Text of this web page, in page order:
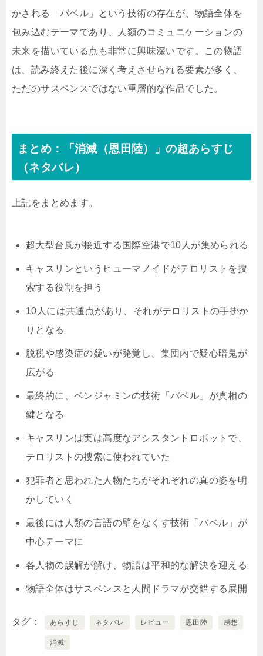
かされる「バベル」という技術の存在が、物語全体を
包み込むテーマであり、人類のコミュニケーションの
未来を描いている点も非常に興味深いです。この物語
は、読み終えた後に深く考えさせられる要素が多く、
ただのサスペンスではない重層的な作品でした。
まとめ：「消滅（恩田陸）」の超あらすじ
（ネタバレ）
上記をまとめます。
超大型台風が接近する国際空港で10人が集められる
キャスリンというヒューマノイドがテロリストを捜
索する役割を担う
10人には共通点があり、それがテロリストの手掛か
りとなる
脱税や感染症の疑いが発覚し、集団内で疑心暗鬼が
広がる
最終的に、ベンジャミンの技術「バベル」が真相の
鍵となる
キャスリンは実は高度なアシスタントロボットで、
テロリストの捜索に使われていた
犯罪者と思われた人物たちがそれぞれの真の姿を明
かしていく
最後には人類の言語の壁をなくす技術「バベル」が
中心テーマに
各人物の誤解が解け、物語は平和的な解決を迎える
物語全体はサスペンスと人間ドラマが交錯する展開
タグ あらすじ ネタバレ レビュー 恩田陸 感想
消滅